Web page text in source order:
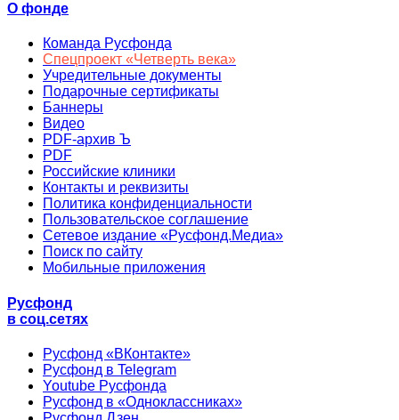
О фонде
Команда Русфонда
Спецпроект «Четверть века»
Учредительные документы
Подарочные сертификаты
Баннеры
Видео
PDF-архив Ъ
PDF
Российские клиники
Контакты и реквизиты
Политика конфиденциальности
Пользовательское соглашение
Сетевое издание «Русфонд.Медиа»
Поиск по сайту
Мобильные приложения
Русфонд
в соц.сетях
Русфонд «ВКонтакте»
Русфонд в Telegram
Youtube Русфонда
Русфонд в «Одноклассниках»